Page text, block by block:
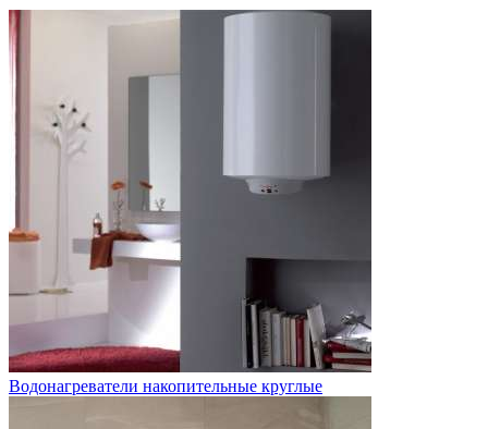
Водонагреватели накопительные круглые